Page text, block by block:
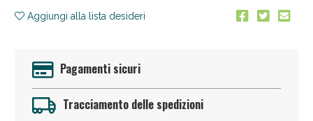
Aggiungi alla lista desideri
Pagamenti sicuri
Tracciamento delle spedizioni
Anticellulite e Fanghi: Sconto fino al 40% valido
oggi!